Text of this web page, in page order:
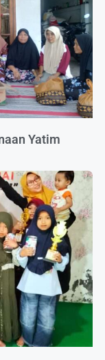
Yatim